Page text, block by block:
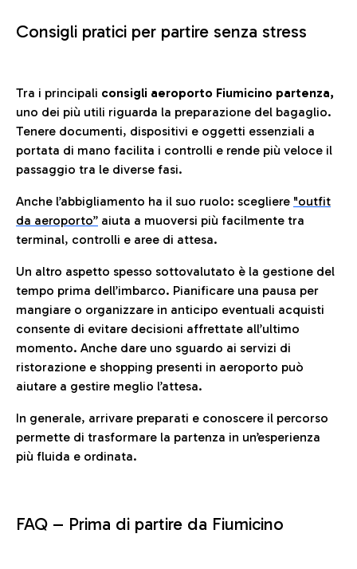
Consigli pratici per partire senza stress
Tra i principali consigli aeroporto Fiumicino partenza,
uno dei più utili riguarda la preparazione del bagaglio.
Tenere documenti, dispositivi e oggetti essenziali a
portata di mano facilita i controlli e rende più veloce il
passaggio tra le diverse fasi.
Anche l’abbigliamento ha il suo ruolo: scegliere "outfit
da aeroporto” aiuta a muoversi più facilmente tra
terminal, controlli e aree di attesa.
Un altro aspetto spesso sottovalutato è la gestione del
tempo prima dell’imbarco. Pianificare una pausa per
mangiare o organizzare in anticipo eventuali acquisti
consente di evitare decisioni affrettate all’ultimo
momento. Anche dare uno sguardo ai servizi di
ristorazione e shopping presenti in aeroporto può
aiutare a gestire meglio l’attesa.
In generale, arrivare preparati e conoscere il percorso
permette di trasformare la partenza in un’esperienza
più fluida e ordinata.
FAQ – Prima di partire da Fiumicino